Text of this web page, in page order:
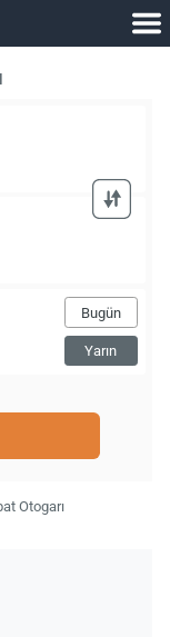
Bugün
Yarın
Otogarı